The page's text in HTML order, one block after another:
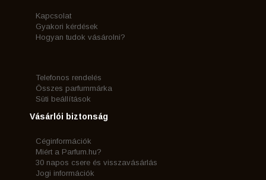
Kapcsolat
Gyakori kérdések
Hogyan tudok vásárolni?
Telefonos rendelés
Összes parfummárka
Süti beállítások
Vásárlói biztonság
Céginformációk
Miért a Parfum.hu?
30 napos csere és visszavásárlás
Jogi információk